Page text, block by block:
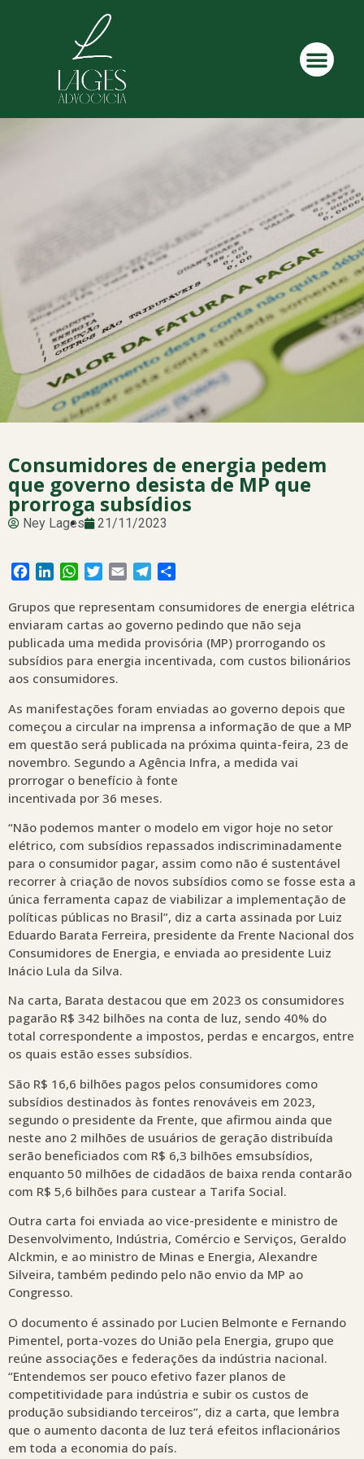
Consumidores de energia pedem
que governo desista de MP que
prorroga subsídios
Ney Lages 21/11/2023
Facebook
LinkedInWhatsApp
Twitter
Email Telegram
Grupos que representam consumidores de energia elétrica
enviaram cartas ao governo pedindo que não seja
publicada uma medida provisória (MP) prorrogando os
subsídios para energia incentivada, com custos bilionários
aos consumidores.
As manifestações foram enviadas ao governo depois que
começou a circular na imprensa a informação de que a MP
em questão será publicada na próxima quinta-feira, 23 de
novembro. Segundo a Agência Infra, a medida vai
prorrogar o benefício à fonte
incentivada por 36 meses.
“Não podemos manter o modelo em vigor hoje no setor
elétrico, com subsídios repassados indiscriminadamente
para o consumidor pagar, assim como não é sustentável
recorrer à criação de novos subsídios como se fosse esta a
única ferramenta capaz de viabilizar a implementação de
políticas públicas no Brasil”, diz a carta assinada por Luiz
Eduardo Barata Ferreira, presidente da Frente Nacional dos
Consumidores de Energia, e enviada ao presidente Luiz
Inácio Lula da Silva.
Na carta, Barata destacou que em 2023 os consumidores
pagarão R$ 342 bilhões na conta de luz, sendo 40% do
total correspondente a impostos, perdas e encargos, entre
os quais estão esses subsídios.
São R$ 16,6 bilhões pagos pelos consumidores como
subsídios destinados às fontes renováveis em 2023,
segundo o presidente da Frente, que afirmou ainda que
neste ano 2 milhões de usuários de geração distribuída
serão beneficiados com R$ 6,3 bilhões emsubsídios,
enquanto 50 milhões de cidadãos de baixa renda contarão
com R$ 5,6 bilhões para custear a Tarifa Social.
Outra carta foi enviada ao vice-presidente e ministro de
Desenvolvimento, Indústria, Comércio e Serviços, Geraldo
Alckmin, e ao ministro de Minas e Energia, Alexandre
Silveira, também pedindo pelo não envio da MP ao
Congresso.
O documento é assinado por Lucien Belmonte e Fernando
Pimentel, porta-vozes do União pela Energia, grupo que
reúne associações e federações da indústria nacional.
“Entendemos ser pouco efetivo fazer planos de
competitividade para indústria e subir os custos de
produção subsidiando terceiros”, diz a carta, que lembra
que o aumento daconta de luz terá efeitos inflacionários
em toda a economia do país.